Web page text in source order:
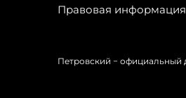
Правовая информация
Петровский − официальный